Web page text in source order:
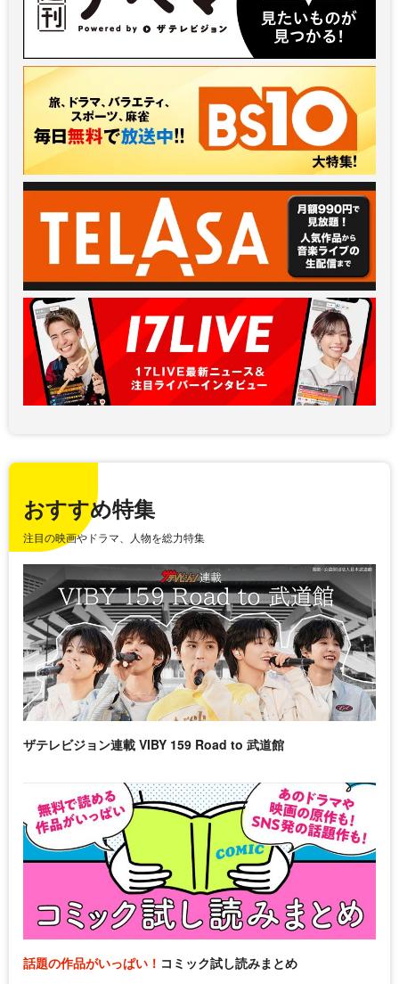
おすすめ特集
注目の映画やドラマ、人物を総力特集
ザテレビジョン連載 VIBY 159 Road to 武道館
話題の作品がいっぱい！ コミック試し読みまとめ